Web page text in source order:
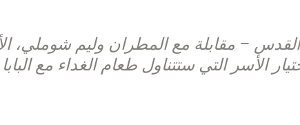
القدس – مقابلة مع المطران وليم شوملي،
الأسر التي ستتناول طعام الغداء مع